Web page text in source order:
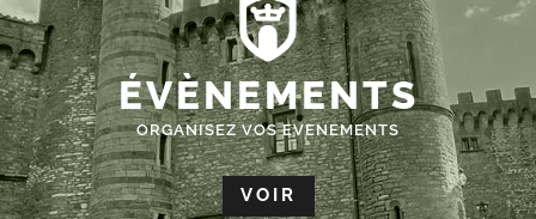
ÉVÈNEMENTS
ORGANISEZ VOS EVENEMENTS
VOIR